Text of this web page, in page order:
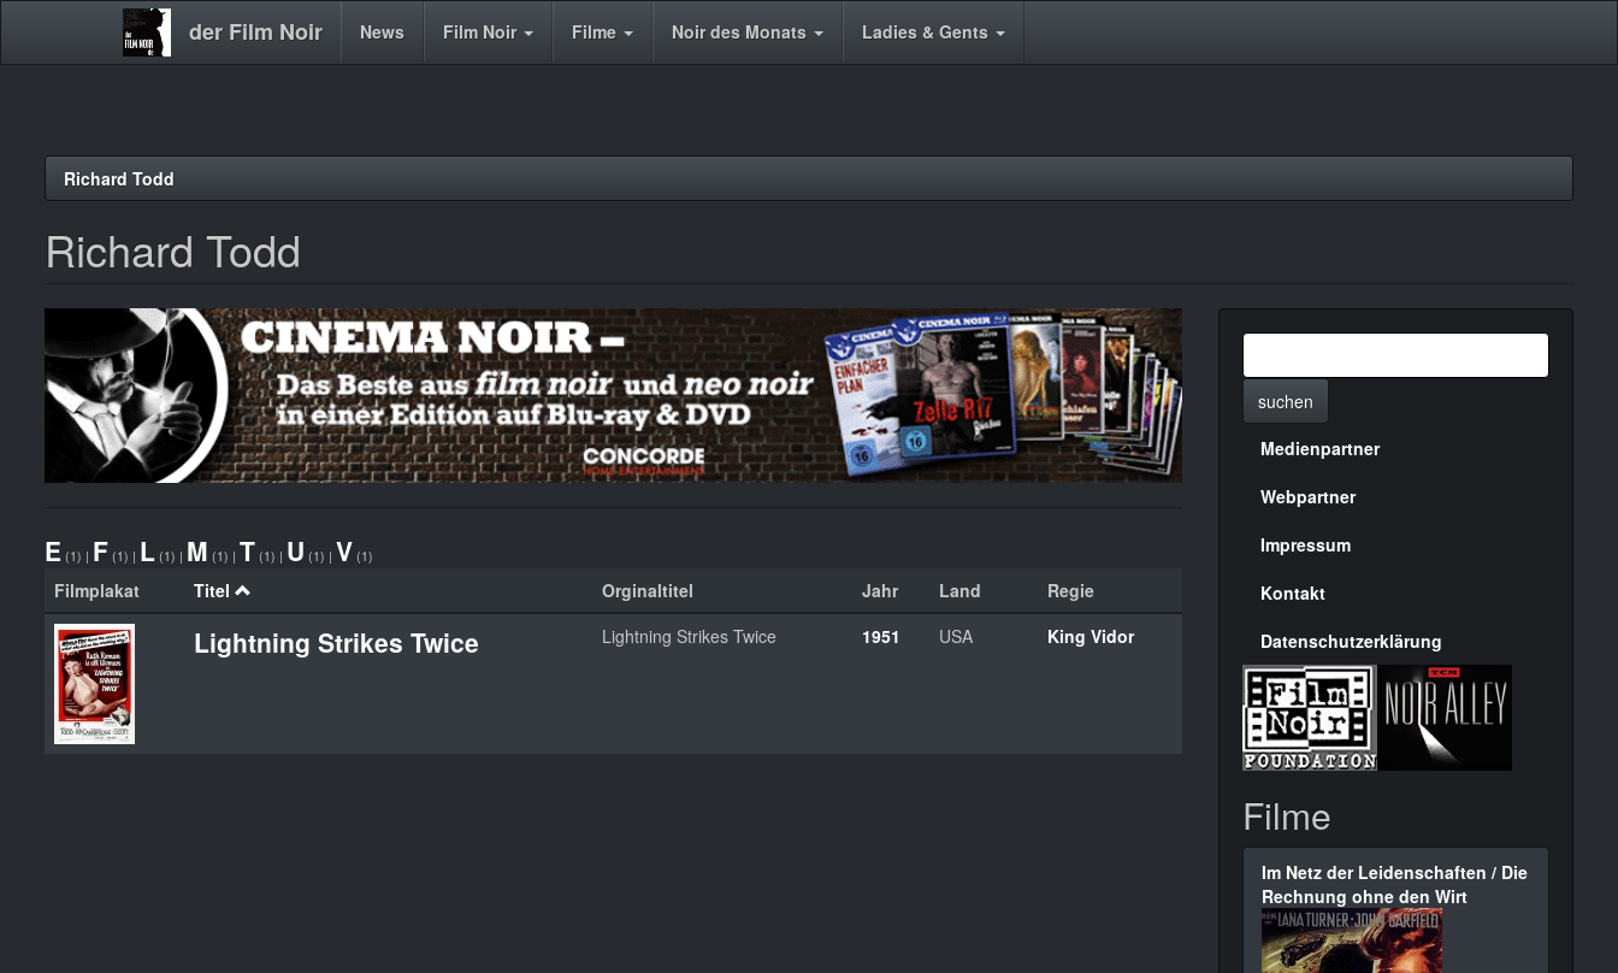
der Film Noir
Main News Film Noir Filme Noir des Monats Ladies & Gents
Richard Todd
Richard Todd
E (1) | F (1) | L (1) | M (1) | T (1) | U (1) | V (1)
Filmplakat Titel Orginaltitel Jahr Land Regie
Lightning Strikes Twice Lightning Strikes Twice 1951 USA King Vidor
suchen
Menülinks
rechte
Seite
Medienpartner
Webpartner
Impressum
Kontakt
Datenschutzerklärung
Filme
Im Netz der Leidenschaften / Die
Rechnung ohne den Wirt